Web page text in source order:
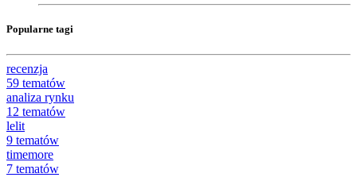
Popularne tagi
recenzja
59 tematów
analiza rynku
12 tematów
lelit
9 tematów
timemore
7 tematów